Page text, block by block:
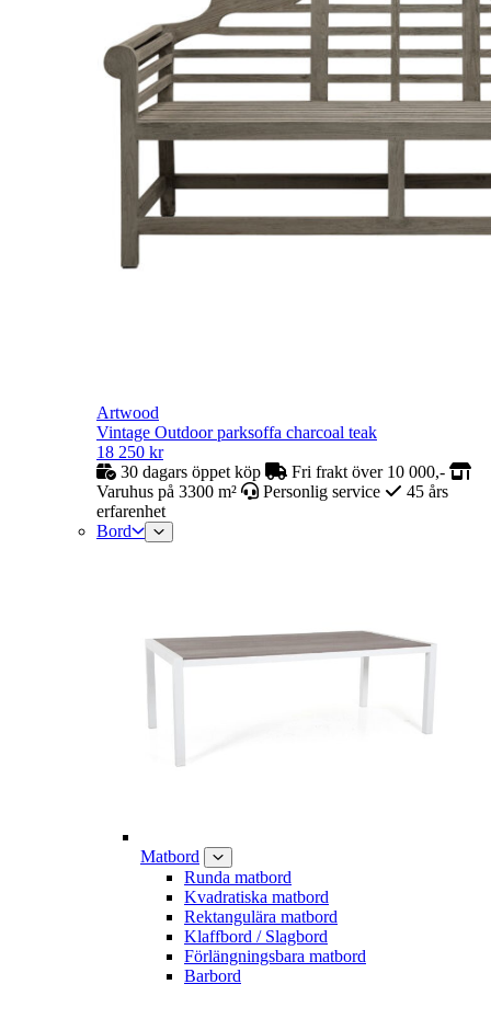
Artwood
Vintage Outdoor parksoffa charcoal teak
18 250 kr
30 dagars öppet köp
Fri frakt över 10 000,-
Varuhus på 3300 m²
Personlig service
45 års
erfarenhet
Bord
Matbord
Runda matbord
Kvadratiska matbord
Rektangulära matbord
Klaffbord / Slagbord
Förlängningsbara matbord
Barbord